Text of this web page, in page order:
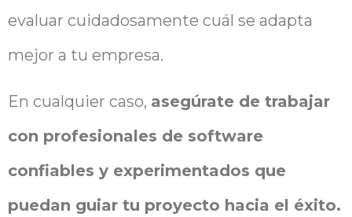
evaluar cuidadosamente cuál se adapta
mejor a tu empresa.
En cualquier caso, asegúrate de trabajar
con profesionales de software
confiables y experimentados que
puedan guiar tu proyecto hacia el éxito.